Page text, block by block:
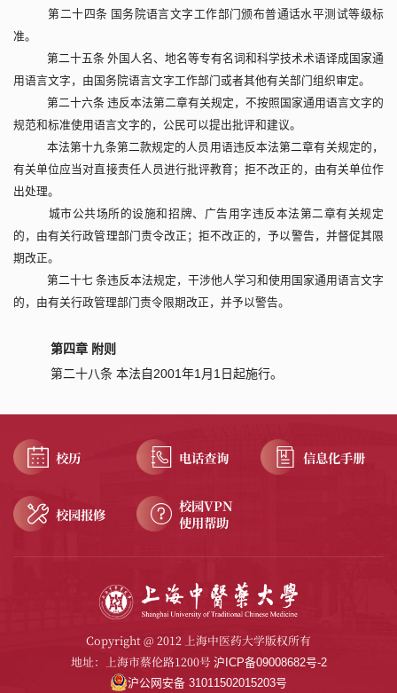
第二十四条 国务院语言文字工作部门颁布普通话水平测试等级标
准。
第二十五条 外国人名、地名等专有名词和科学技术术语译成国家通
用语言文字，由国务院语言文字工作部门或者其他有关部门组织审定。
第二十六条 违反本法第二章有关规定，不按照国家通用语言文字的
规范和标准使用语言文字的，公民可以提出批评和建议。
本法第十九条第二款规定的人员用语违反本法第二章有关规定的，
有关单位应当对直接责任人员进行批评教育；拒不改正的，由有关单位作
出处理。
城市公共场所的设施和招牌、广告用字违反本法第二章有关规定
的，由有关行政管理部门责令改正；拒不改正的，予以警告，并督促其限
期改正。
第二十七 条违反本法规定，干涉他人学习和使用国家通用语言文字
的，由有关行政管理部门责令限期改正，并予以警告。
第四章 附则
第二十八条 本法自2001年1月1日起施行。
校历 电话查询 信息化手册
校园报修
校园VPN
使用帮助
Copyright @ 2012 上海中医药大学版权所有
地址：上海市蔡伦路1200号 沪ICP备09008682号-2
沪公网安备 31011502015203号